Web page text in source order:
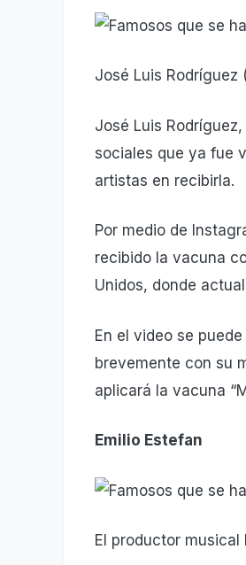
José Luis Rodríguez
José Luis
sociales que ya fue
artistas en recibirla.
Por medio de
recibido la vacuna
Unidos, donde
En el video se
brevemente con su
aplicará la vacuna
Emilio Estefan
El productor musical